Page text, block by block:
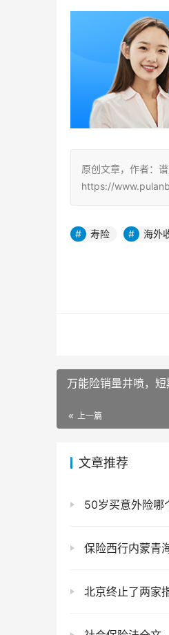
原创文章，作者：
https://
寿险 海外
万能险销量井喷，
上一篇
文章推荐
50岁买意外险哪
保险西行内蒙青
北京终止了两家